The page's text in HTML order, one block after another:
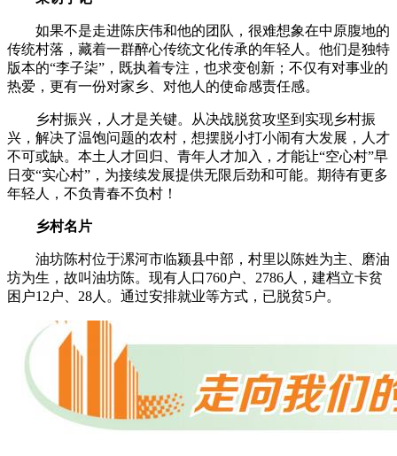
如果不是走进陈庆伟和他的团队，很难想象在中原腹地的
传统村落，藏着一群醉心传统文化传承的年轻人。他们是独特
版本的“李子柒”，既执着专注，也求变创新；不仅有对事业的
热爱，更有一份对家乡、对他人的使命感责任感。
乡村振兴，人才是关键。从决战脱贫攻坚到实现乡村振
兴，解决了温饱问题的农村，想摆脱小打小闹有大发展，人才
不可或缺。本土人才回归、青年人才加入，才能让“空心村”早
日变“实心村”，为接续发展提供无限后劲和可能。期待有更多
年轻人，不负青春不负村！
乡村名片
油坊陈村位于漯河市临颍县中部，村里以陈姓为主、磨油
坊为生，故叫油坊陈。现有人口760户、2786人，建档立卡贫
困户12户、28人。通过安排就业等方式，已脱贫5户。